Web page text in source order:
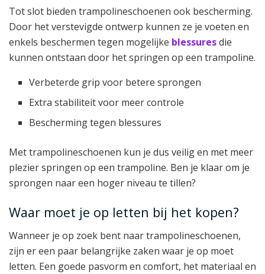
Tot slot bieden trampolineschoenen ook bescherming.
Door het verstevigde ontwerp kunnen ze je voeten en
enkels beschermen tegen mogelijke blessuresdie
kunnen ontstaan door het springen op een trampoline.
Verbeterde grip voor betere sprongen
Extra stabiliteit voor meer controle
Bescherming tegen blessures
Met trampolineschoenen kun je dus veilig en met meer
plezier springen op een trampoline. Ben je klaar om je
sprongen naar een hoger niveau te tillen?
Waar moet je op letten bij het kopen?
Wanneer je op zoek bent naar trampolineschoenen,
zijn er een paar belangrijke zaken waar je op moet
letten. Een goede pasvorm en comfort, het materiaal en